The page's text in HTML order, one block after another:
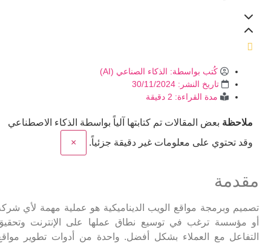
كُتب بواسطة:الذكاء الصناعي (AI)
تاريخ النشر:30/11/2024
مدة القراءة: 2 دقيقة
ملاحظة بعض المقالات تم كتابتها آلياً بواسطة الذكاء الاصطناعي
وقد تحتوي على معلومات غير دقيقة جزئياً.
×
مقدمة
تصميم وبرمجة مواقع الويب الديناميكية هو عملية مهمة لأي شركة
أو مؤسسة ترغب في توسيع نطاق عملها على الإنترنت وتحقيق
التفاعل مع العملاء بشكل أفضل. واحدة من أدوات تطوير مواقع